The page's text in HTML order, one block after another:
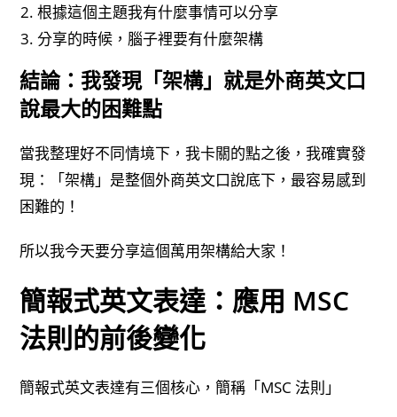
根據這個主題我有什麼事情可以分享
分享的時候，腦子裡要有什麼架構
結論：我發現「架構」就是外商英文口
說最大的困難點
當我整理好不同情境下，我卡關的點之後，我確實發
現：「架構」是整個外商英文口說底下，最容易感到
困難的！
所以我今天要分享這個萬用架構給大家！
簡報式英文表達：應用 MSC
法則的前後變化
簡報式英文表達有三個核心，簡稱「MSC 法則」